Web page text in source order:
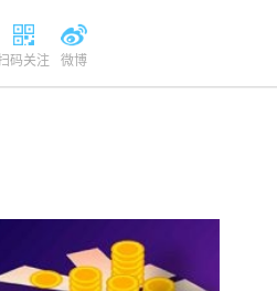
码关注 微博